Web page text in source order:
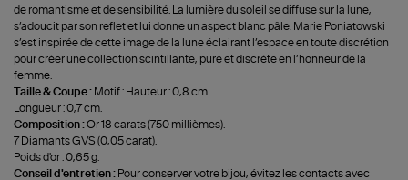
de romantisme et de sensibilité. La lumière du soleil se diffuse sur la lune,
s’adoucit par son reflet et lui donne un aspect blanc pâle. Marie Poniatowski
s’est inspirée de cette image de la lune éclairant l’espace en toute discrétion
pour créer une collection scintillante, pure et discrète en l’honneur de la
femme.
Taille & Coupe : Motif : Hauteur : 0,8 cm.
Longueur : 0,7 cm.
Composition :Or 18 carats (750 millièmes).
7 Diamants GVS (0,05 carat).
Poids d'or : 0,65 g.
Conseil d'entretien : Pour conserver votre bijou, évitez les contacts avec